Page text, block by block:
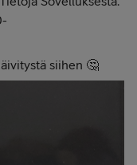
siihen 🤔